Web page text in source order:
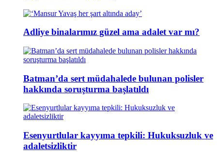
Adliye binalarımız güzel ama adalet var mı?
Batman’da sert müdahalede bulunan polisler
hakkında soruşturma başlatıldı
Esenyurtlular kayyıma tepkili: Hukuksuzluk ve
adaletsizliktir